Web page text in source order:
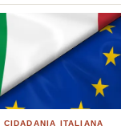
CIDADANIA ITALIANA